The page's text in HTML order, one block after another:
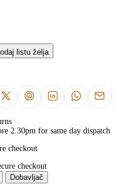
listu želja
2.30pm for same day dispatch
checkout
Dobavljač